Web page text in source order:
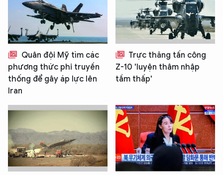
Quân đội Mỹ tìm các
phương thức phi truyền
thống để gây áp lực lên
Iran
Trực thăng tấn công
Z-10 'luyện thâm nhập
tầm thấp'